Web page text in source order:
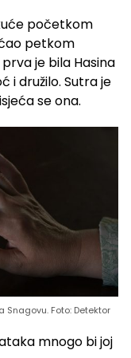
početkom
petkom
je bila Hasina
i družilo. Sutra je
se ona.
Foto: Detektor
mnogo bi joj